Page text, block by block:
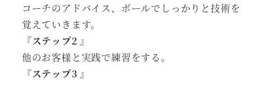
コーチのアドバイス、ボールでしっかりと技術を
覚えていきます。
『ステップ2 』
他のお客様と実践で練習をする。
『ステップ3 』